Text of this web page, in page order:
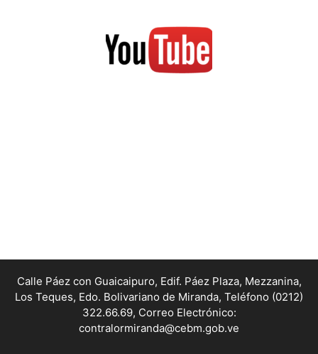
Calle Páez con Guaicaipuro, Edif. Páez Plaza, Mezzanina,
Los Teques, Edo. Bolivariano de Miranda, Teléfono (0212)
322.66.69, Correo Electrónico:
contralormiranda@cebm.gob.ve